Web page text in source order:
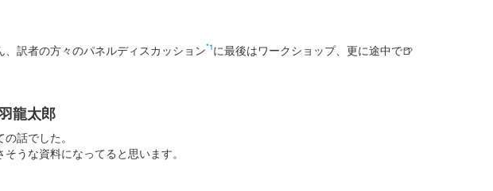
訳者の方々のパネルディスカッション*1に最後はワークショップ、更に途中で🍺
龍太郎
話でした。
うな資料になってると思います。